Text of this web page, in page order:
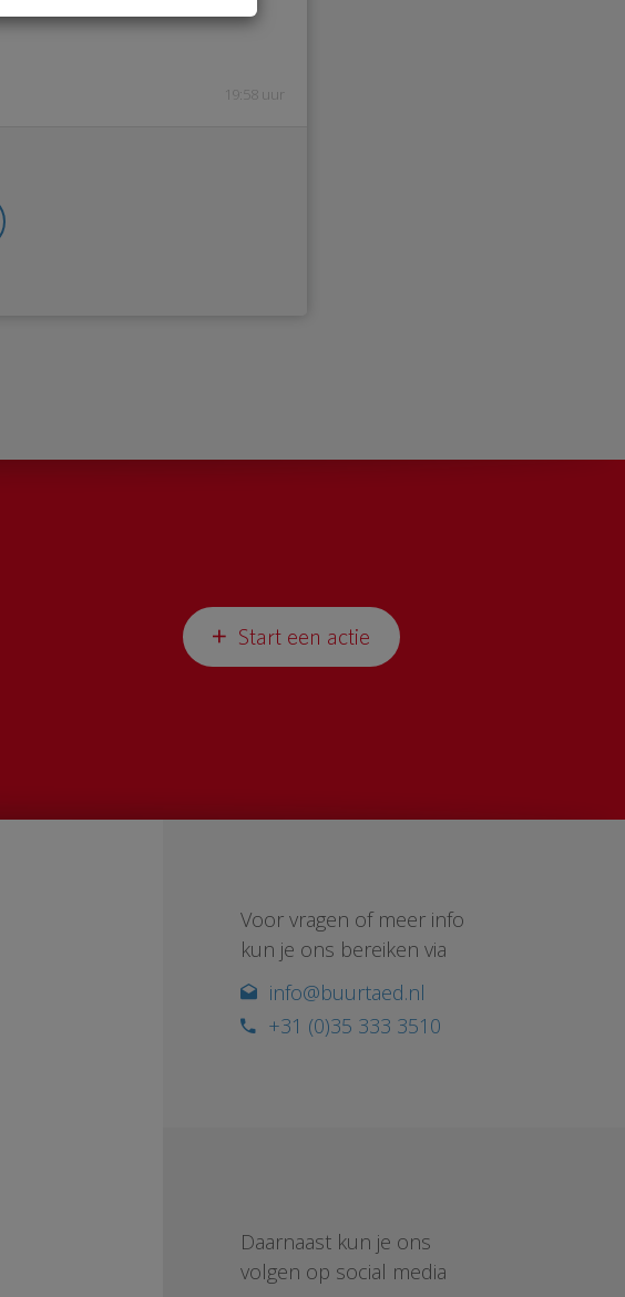
19:58 uur
Start een actie
Voor vragen of meer info
kun je ons bereiken via
info@buurtaed.nl
+31 (0)35 333 3510
Daarnaast kun je ons
volgen op social media